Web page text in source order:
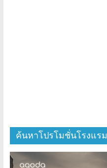
ค้นหาโปรโมชั่นโรงแรม